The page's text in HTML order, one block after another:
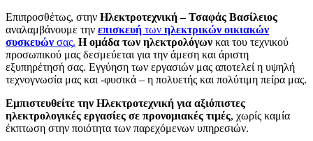
Επιπροσθέτως, στην Ηλεκτροτεχνική – Τσαφάς Βασίλειος
αναλαμβάνουμε την επισκευή των ηλεκτρικών οικιακών
συσκευών σας. Η ομάδα των ηλεκτρολόγων και του τεχνικού
προσωπικού μας δεσμεύεται για την άμεση και άριστη
εξυπηρέτησή σας. Εγγύηση των εργασιών μας αποτελεί η υψηλή
τεχνογνωσία μας και -φυσικά – η πολυετής και πολύτιμη πείρα μας.
Εμπιστευθείτε την Ηλεκτροτεχνική για αξιόπιστες
ηλεκτρολογικές εργασίες σε προνομιακές τιμές, χωρίς καμία
έκπτωση στην ποιότητα των παρεχόμενων υπηρεσιών.